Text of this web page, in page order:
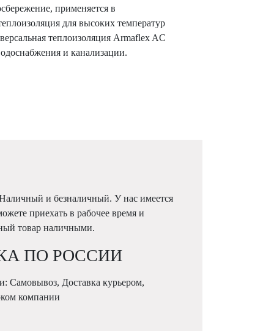
применяется в
для высоких температур
теплоизоляция Armaflex AC
и канализации.
и безналичный. У нас имеется
приехать в рабочее время и
товар наличными.
ПО РОССИИ
Самовывоз, Доставка курьером,
компании